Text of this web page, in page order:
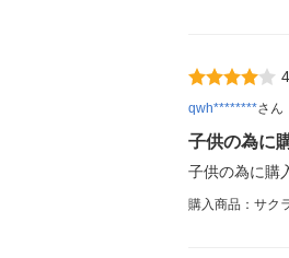
qwh********さん
子供の為に
子供の為に購
購入商品：サク